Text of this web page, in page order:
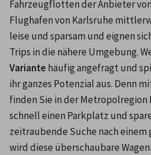
Fahrzeugflotten der Anbieter
Flughafen von Karlsruhe
leise und sparsam und eignen
Trips in die nähere Umgebung.
Variante häufig angefragt und
ihr ganzes Potenzial aus. Denn
finden Sie in der Metropolregion
schnell einen Parkplatz und
zeitraubende Suche nach einem
wird diese überschaubare